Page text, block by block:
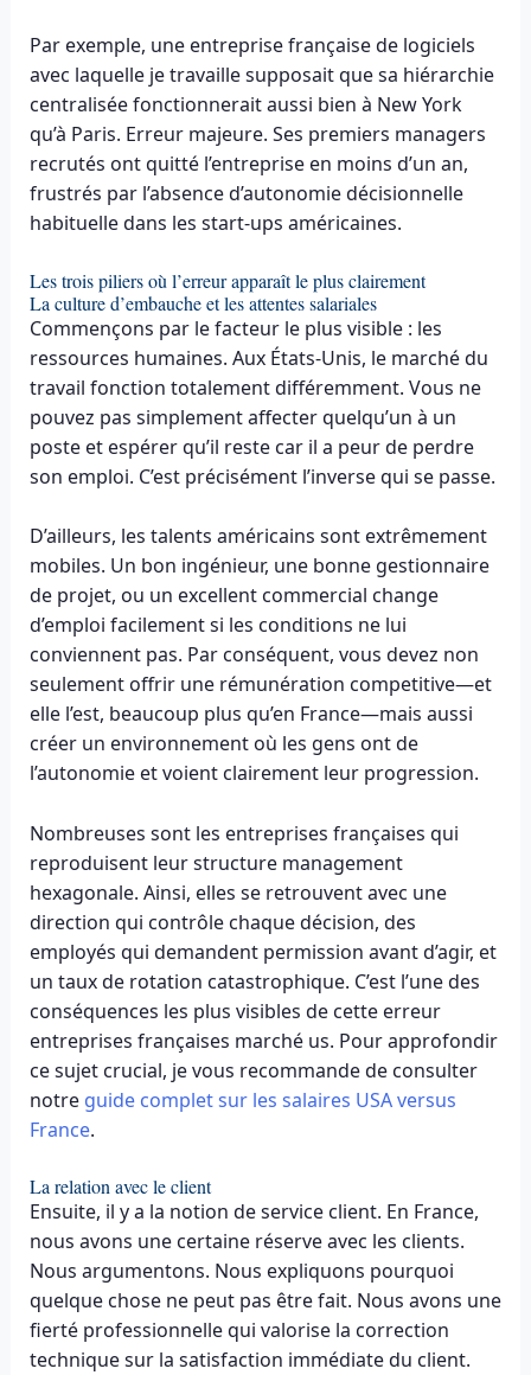
Par exemple, une entreprise française de logiciels
avec laquelle je travaille supposait que sa hiérarchie
centralisée fonctionnerait aussi bien à New York
qu’à Paris. Erreur majeure. Ses premiers managers
recrutés ont quitté l’entreprise en moins d’un an,
frustrés par l’absence d’autonomie décisionnelle
habituelle dans les start-ups américaines.
Les trois piliers où l’erreur apparaît le plus clairement
La culture d’embauche et les attentes salariales
Commençons par le facteur le plus visible : les
ressources humaines. Aux États-Unis, le marché du
travail fonction totalement différemment. Vous ne
pouvez pas simplement affecter quelqu’un à un
poste et espérer qu’il reste car il a peur de perdre
son emploi. C’est précisément l’inverse qui se passe.
D’ailleurs, les talents américains sont extrêmement
mobiles. Un bon ingénieur, une bonne gestionnaire
de projet, ou un excellent commercial change
d’emploi facilement si les conditions ne lui
conviennent pas. Par conséquent, vous devez non
seulement offrir une rémunération competitive—et
elle l’est, beaucoup plus qu’en France—mais aussi
créer un environnement où les gens ont de
l’autonomie et voient clairement leur progression.
Nombreuses sont les entreprises françaises qui
reproduisent leur structure management
hexagonale. Ainsi, elles se retrouvent avec une
direction qui contrôle chaque décision, des
employés qui demandent permission avant d’agir, et
un taux de rotation catastrophique. C’est l’une des
conséquences les plus visibles de cette erreur
entreprises françaises marché us. Pour approfondir
ce sujet crucial, je vous recommande de consulter
notre guide complet sur les salaires USA versus
France.
La relation avec le client
Ensuite, il y a la notion de service client. En France,
nous avons une certaine réserve avec les clients.
Nous argumentons. Nous expliquons pourquoi
quelque chose ne peut pas être fait. Nous avons une
fierté professionnelle qui valorise la correction
technique sur la satisfaction immédiate du client.